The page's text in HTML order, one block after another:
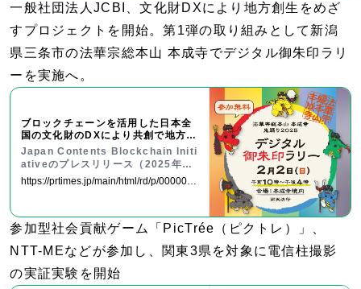
一般社団法人JCBI、文化財DXにより地方創生をめざ
すプロジェクトを開始。第1弾の取り組みとして新潟
県三条市の法華宗総本山 本成寺でデジタル御朱印ラリ
ーを実施へ。
ブロックチェーンを活用した日本全
国の文化財のDXにより共創で地方創
生2.0を推進する「地方創生2.0デジ
タル文化財プロジェクト」を開始
Japan Contents Blockchain Initi
ativeのプレスリリース（2025年1
月22日 10時00分）ブロックチェー
「地方創生2.0デジタル文化財プロジ
ェクト」を開始
https://prtimes.jp/main/html/rd/p/0000000
参加型社会貢献ゲーム「PicTrée（ピクトレ）」、
NTT-MEなどが参加し、関東3県を対象に電信柱撮影
の実証実験を開始